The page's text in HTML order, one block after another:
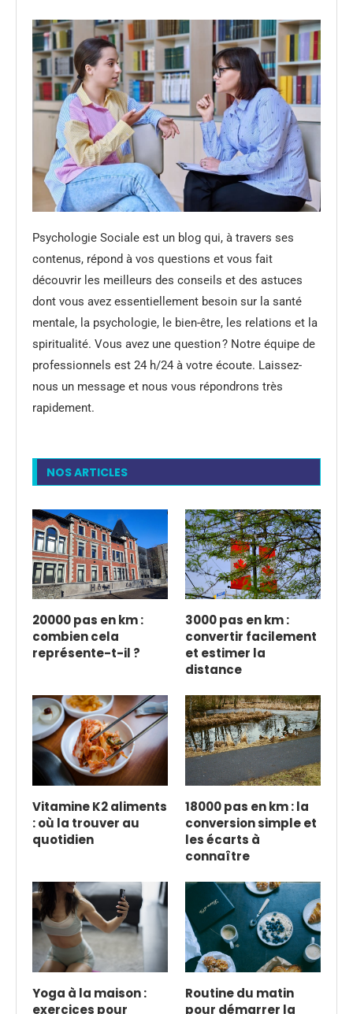
Psychologie Sociale est un blog qui, à travers ses
contenus, répond à vos questions et vous fait
découvrir les meilleurs des conseils et des astuces
dont vous avez essentiellement besoin sur la santé
mentale, la psychologie, le bien-être, les relations et la
spiritualité. Vous avez une question ? Notre équipe de
professionnels est 24 h/24 à votre écoute. Laissez-
nous un message et nous vous répondrons très
rapidement.
NOS ARTICLES
20000 pas en km :
combien cela
représente-t-il ?
3000 pas en km :
convertir facilement
et estimer la
distance
Vitamine K2 aliments
: où la trouver au
quotidien
18000 pas en km : la
conversion simple et
les écarts à
connaître
Yoga à la maison :
exercices pour
Routine du matin
pour démarrer la